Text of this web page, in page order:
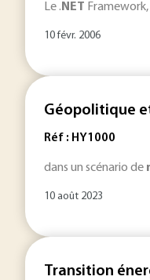
Le . NET
10 févr. 2006
Géopolitique
Réf : HY1000
dans un scénario de
10 août 2023
Transition